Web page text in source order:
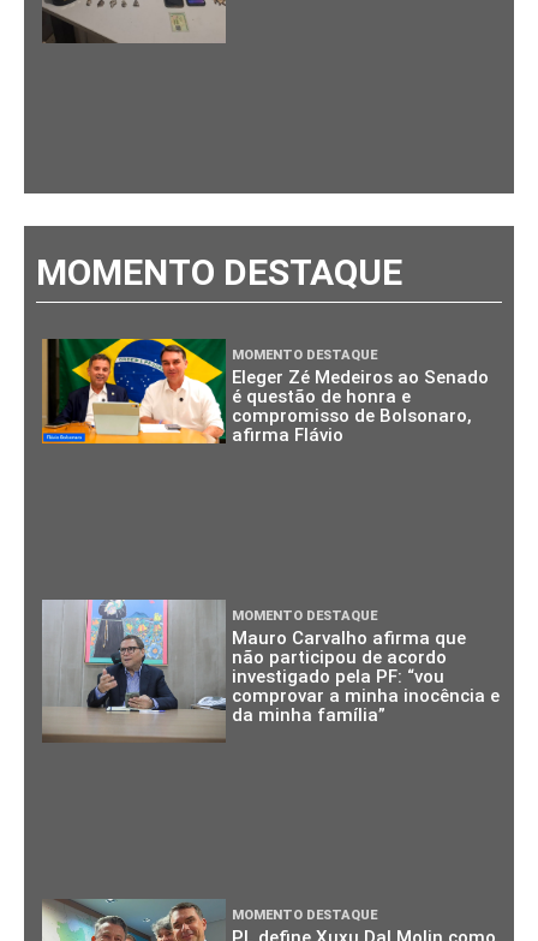
MOMENTO DESTAQUE
MOMENTO DESTAQUE
Eleger Zé Medeiros ao Senado
é questão de honra e
compromisso de Bolsonaro,
afirma Flávio
MOMENTO DESTAQUE
Mauro Carvalho afirma que
não participou de acordo
investigado pela PF: “vou
comprovar a minha inocência e
da minha família”
MOMENTO DESTAQUE